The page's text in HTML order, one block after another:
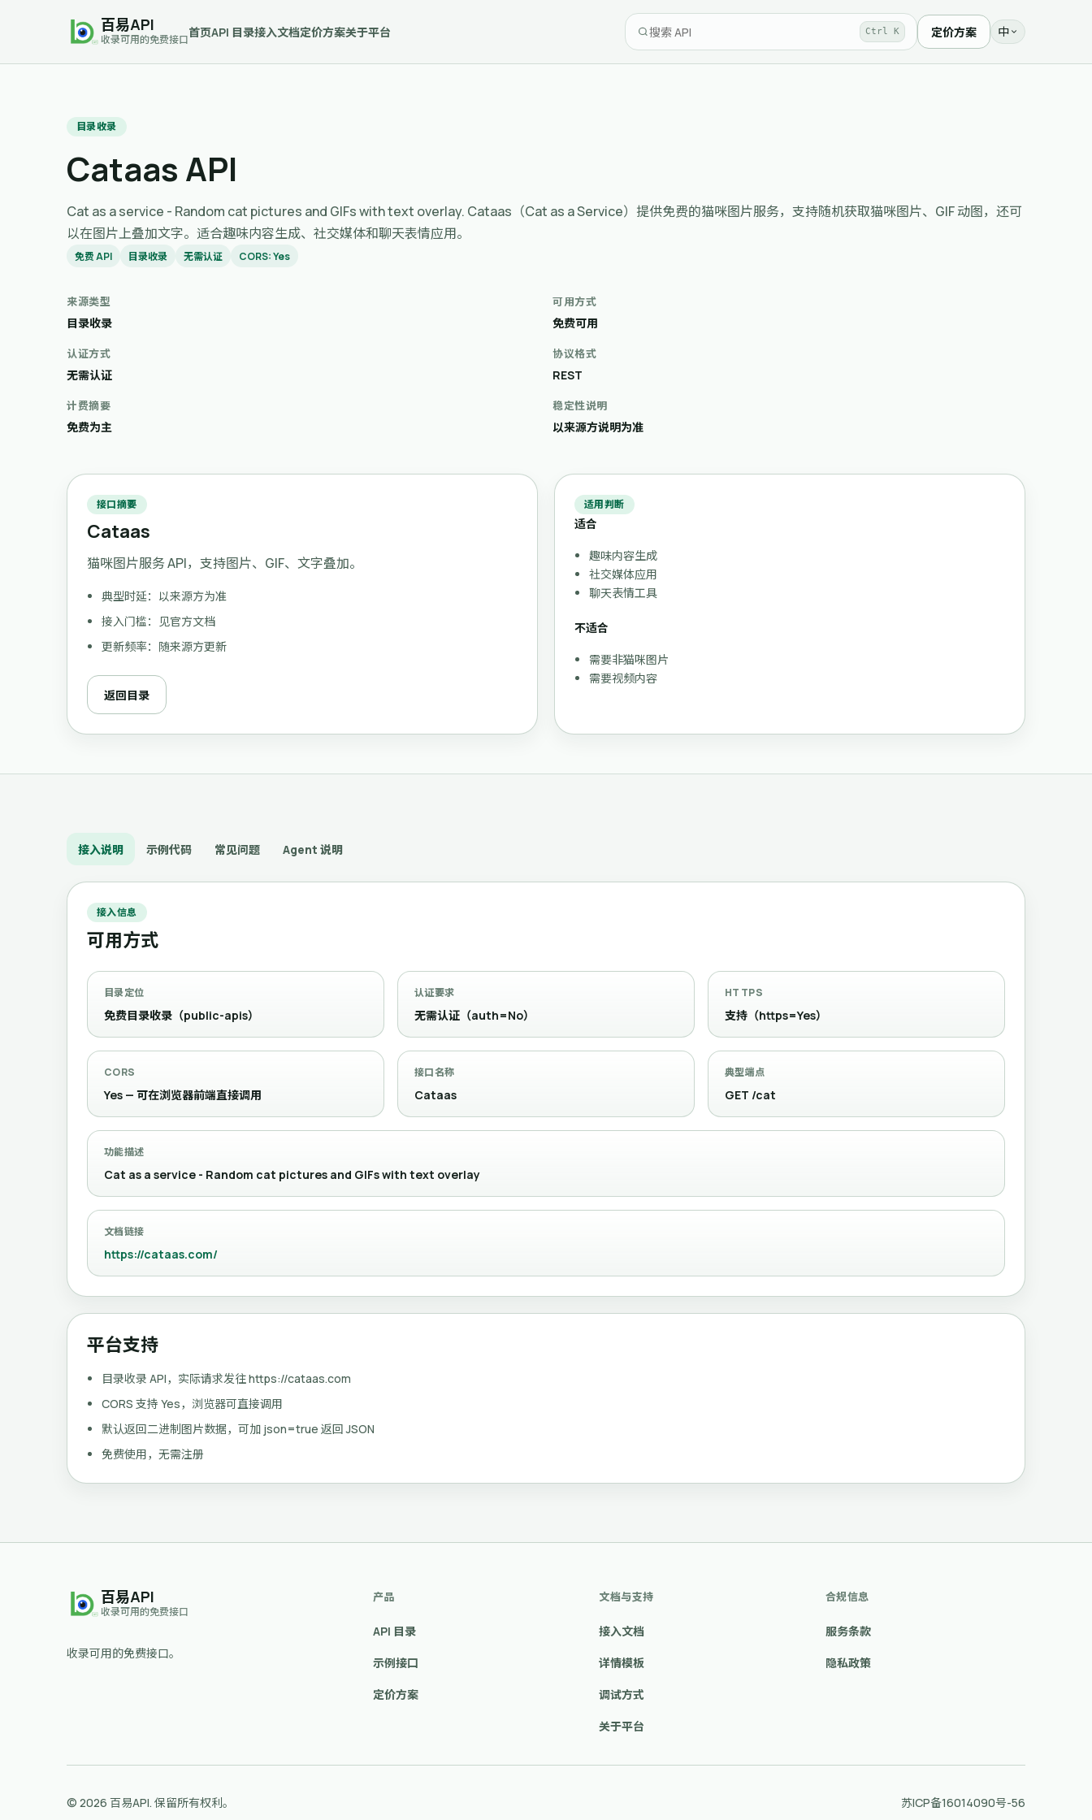
百易API
收录可用的免费接口
首页API 目录接入文档定价方案关于平台 Ctrl K 定价方案 中
目录收录
Cataas API
Cat as a service - Random cat pictures and GIFs with text overlay. Cataas（Cat as a Service）提供免费的猫咪图片服务，支持随机获取猫咪图片、GIF 动图，还可
以在图片上叠加文字。适合趣味内容生成、社交媒体和聊天表情应用。
免费 API 目录收录 无需认证 CORS: Yes
来源类型
目录收录
可用方式
免费可用
认证方式
无需认证
协议格式
REST
计费摘要
免费为主
稳定性说明
以来源方说明为准
接口摘要
Cataas
猫咪图片服务 API，支持图片、GIF、文字叠加。
典型时延：以来源方为准
接入门槛：见官方文档
更新频率：随来源方更新
返回目录
适用判断
适合
趣味内容生成
社交媒体应用
聊天表情工具
不适合
需要非猫咪图片
需要视频内容
接入说明 示例代码 常见问题 Agent 说明
接入信息
可用方式
目录定位
免费目录收录（public-apis）
认证要求
无需认证（auth=No）
HTTPS
支持（https=Yes）
CORS
Yes — 可在浏览器前端直接调用
接口名称
Cataas
典型端点
GET /cat
功能描述
Cat as a service - Random cat pictures and GIFs with text overlay
文档链接
https://cataas.com/
平台支持
目录收录 API，实际请求发往 https://cataas.com
CORS 支持 Yes，浏览器可直接调用
默认返回二进制图片数据，可加 json=true 返回 JSON
免费使用，无需注册
百易API
收录可用的免费接口
收录可用的免费接口。
产品
API 目录
示例接口
定价方案
文档与支持
接入文档
详情模板
调试方式
关于平台
合规信息
服务条款
隐私政策
© 2026 百易API. 保留所有权利。 苏ICP备16014090号-56